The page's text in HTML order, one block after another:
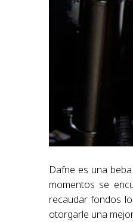
Dafne es una
momentos se
recaudar fondos
otorgarle una